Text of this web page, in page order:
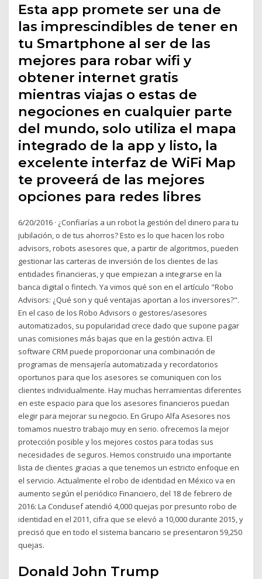
Esta app promete ser una de
las imprescindibles de tener en
tu Smartphone al ser de las
mejores para robar wifi y
obtener internet gratis
mientras viajas o estas de
negociones en cualquier parte
del mundo, solo utiliza el mapa
integrado de la app y listo, la
excelente interfaz de WiFi Map
te proveerá de las mejores
opciones para redes libres
6/20/2016 · ¿Confiarías a un robot la gestión del dinero para tu
jubilación, o de tus ahorros? Esto es lo que hacen los robo
advisors, robots asesores que, a partir de algoritmos, pueden
gestionar las carteras de inversión de los clientes de las
entidades financieras, y que empiezan a integrarse en la
banca digital o fintech. Ya vimos qué son en el artículo "Robo
Advisors: ¿Qué son y qué ventajas aportan a los inversores?".
En el caso de los Robo Advisors o gestores/asesores
automatizados, su popularidad crece dado que supone pagar
unas comisiones más bajas que en la gestión activa. El
software CRM puede proporcionar una combinación de
programas de mensajería automatizada y recordatorios
oportunos para que los asesores se comuniquen con los
clientes individualmente. Hay muchas herramientas diferentes
en este espacio para que los asesores financieros puedan
elegir para mejorar su negocio. En Grupo Alfa Asesores nos
tomamos nuestro trabajo muy en serio. ofrecemos la mejor
protección posible y los mejores costos para todas sus
necesidades de seguros. Hemos construido una importante
lista de clientes gracias a que tenemos un estricto enfoque en
el servicio. Actualmente el robo de identidad en México va en
aumento según el periódico Financiero, del 18 de febrero de
2016: La Condusef atendió 4,000 quejas por presunto robo de
identidad en el 2011, cifra que se elevó a 10,000 durante 2015, y
precisó que en todo el sistema bancario se presentaron 59,250
quejas.
Donald John Trump